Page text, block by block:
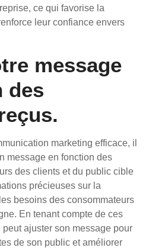
ce qui favorise la
leur confiance envers
message
des
marketing efficace, il
message en fonction des
des clients et du public cible
précieuses sur la
besoins des consommateurs
En tenant compte de ces
ajuster son message pour
de son public et améliorer